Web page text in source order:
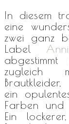
In diesem
eine
zwei ganz
Label
zugleich
ein
Farben und
Ein